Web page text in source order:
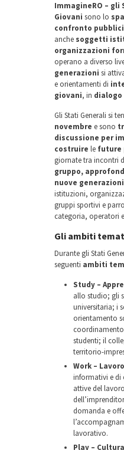
ImmagineRO –
Giovani sono lo
confronto pubblici
anche soggetti
organizzazioni
operano a diverso
generazioni si
e orientamenti di
giovani, in dialogo
Gli Stati Generali si
novembre e sono
discussione per
costruire le future
giornate tra incontri
gruppo,
nuove generazioni
istituzioni,
gruppi sportivi e
categoria, operatori
Gli ambiti
Durante gli Stati
seguenti ambiti
Study –
allo studio; gli
universitaria; i
orientamento
studenti; il
territorio-
Work – Lavoro
informativi e di
attive del
domanda e
lavorativo.
Play –